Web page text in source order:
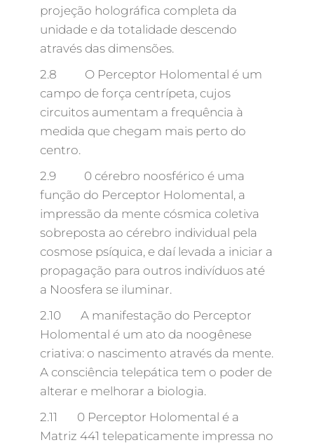
projeção holográfica completa da
unidade e da totalidade descendo
através das dimensões.
2.8 O Perceptor Holomental é um
campo de força centrípeta, cujos
circuitos aumentam a frequência à
medida que chegam mais perto do
centro.
2.9 0 cérebro noosférico é uma
função do Perceptor Holomental, a
impressão da mente cósmica coletiva
sobreposta ao cérebro individual pela
cosmose psíquica, e daí levada a iniciar a
propagação para outros indivíduos até
a Noosfera se iluminar.
2.10 A manifestação do Perceptor
Holomental é um ato da noogênese
criativa: o nascimento através da mente.
A consciência telepática tem o poder de
alterar e melhorar a biologia.
2.11 0 Perceptor Holomental é a
Matriz 441 telepaticamente impressa no